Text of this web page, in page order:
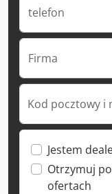
telefon
Firma
Kod pocztowy i
Jestem
Otrzymuj
ofertach